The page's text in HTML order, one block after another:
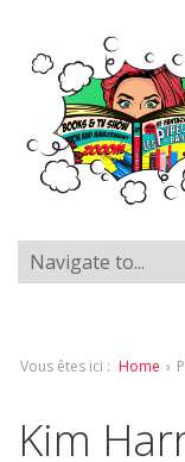
Vous êtes ici : Home ›
Kim